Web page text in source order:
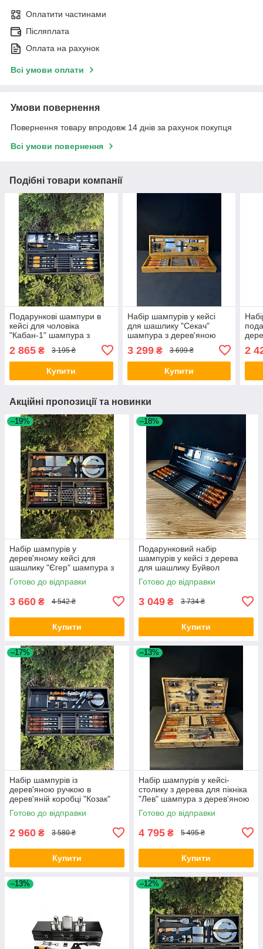
Оплатити частинами
Післяплата
Оплата на рахунок
Всі умови оплати
Умови повернення
Повернення товару впродовж 14 днів за рахунок покупця
Всі умови повернення
Подібні товари компанії
Подарункові шампури в
кейсі для чоловіка
"Кабан-1" шампура з
коробці шампури з
гравіюванням
2 865 ₴ 3 195 ₴
Купити
Набір шампурів у кейсі
для шашлику "Секач"
шампура з дерев'яною
подарунок шашличний
набір
3 299₴ 3 699 ₴
Купити
2
Акційні пропозиції та новинки
–19%
Набір шампурів у
дерев'яному кейсі для
шашлику "Єгер" шампура з
дерев'яною ручкою шампура
з неіржавкої сталі
Готово до відправки
3 660 ₴ 4 542 ₴
Купити
–18%
Подарунковий набір
шампурів у кейсі з дерева
для шашлику Буйвол
шампура з дерев'яною
ручкою шампури для
Готово до відправки
3 049 ₴ 3 734 ₴
Купити
–17%
Набір шампурів із
дерев'яною ручкою в
дерев'яній коробці "Козак"
шампура з дерев'яною
ручкою
Готово до відправки
2 960 ₴ 3 580 ₴
Купити
–13%
Набір шампурів у кейсі-
столику з дерева для пікніка
"Лев" шампура з дерев'яною
ручкою шашличний набір
Готово до відправки
4 795 ₴ 5 495 ₴
Купити
–13% –12%